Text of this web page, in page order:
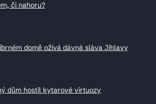
či nahoru?
domě ožívá dávná sláva Jihlavy
dům hostil kytarové virtuozy